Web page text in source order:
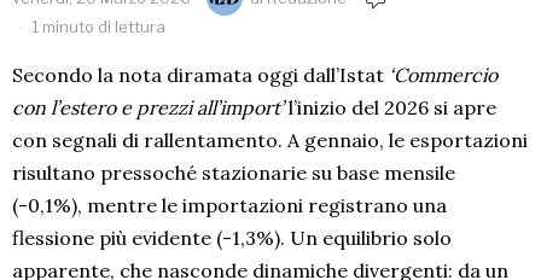
1 minuto di lettura
Secondo la nota diramata oggi dall’Istat ‘Commercio
con l’estero e prezzi all’import’l’inizio del 2026 si apre
con segnali di rallentamento. A gennaio, le esportazioni
risultano pressoché stazionarie su base mensile
(-0,1%), mentre le importazioni registrano una
flessione più evidente (-1,3%). Un equilibrio solo
apparente, che nasconde dinamiche divergenti: da un